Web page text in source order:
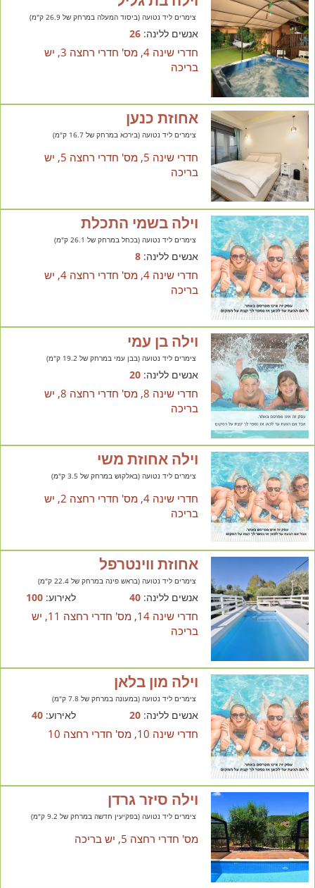
צימרים ליד נטועה (ביסוד המעלה במרחק של 26.9 ק"מ)
אנשים ללינה:26
חדרי שינה 4, מס' חדרי רחצה 3, יש
בריכה
אחוזת כנען
צימרים ליד נטועה (בירכא במרחק של 16.7 ק"מ)
חדרי שינה 5, מס' חדרי רחצה 5, יש
בריכה
וילה בשמי התכלת
צימרים ליד נטועה (בכחל במרחק של 26.1 ק"מ)
אנשים ללינה:8
חדרי שינה 4, מס' חדרי רחצה 4, יש
בריכה
וילה בן עמי
צימרים ליד נטועה (בבן עמי במרחק של 19.2 ק"מ)
אנשים ללינה:20
חדרי שינה 8, מס' חדרי רחצה 8, יש
בריכה
וילה אחוזת משי
צימרים ליד נטועה (באלקוש במרחק של 3.5 ק"מ)
חדרי שינה 4, מס' חדרי רחצה 2, יש
בריכה
אחוזת ווינטרפל
צימרים ליד נטועה (בראש פינה במרחק של 22.4 ק"מ)
אנשים ללינה:40 לאירוע:100
חדרי שינה 14, מס' חדרי רחצה 11, יש
בריכה
וילה מון בלאן
צימרים ליד נטועה (במעונה במרחק של 7.8 ק"מ)
אנשים ללינה:20 לאירוע:40
חדרי שינה 10, מס' חדרי רחצה 10
וילה סיזר גרדן
צימרים ליד נטועה (בפקיעין חדשה במרחק של 9.2 ק"מ)
מס' חדרי רחצה 5, יש בריכה